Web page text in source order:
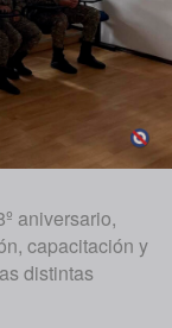
aniversario,
capacitación y
distintas